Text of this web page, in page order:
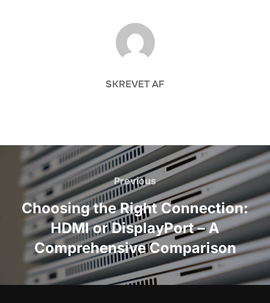
FORFATTER
SKREVET AF
Indlægsnavigation
Previous
Previous
Choosing the Right Connection:
HDMI or DisplayPort – A
Comprehensive Comparison